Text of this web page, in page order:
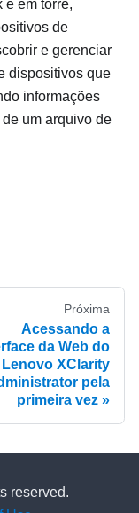
e em torre,
de
e gerenciar
dispositivos que
informações
um arquivo de
Próxima
Acessando a
da Web do
Lenovo XClarity
pela
primeira vez
reserved.